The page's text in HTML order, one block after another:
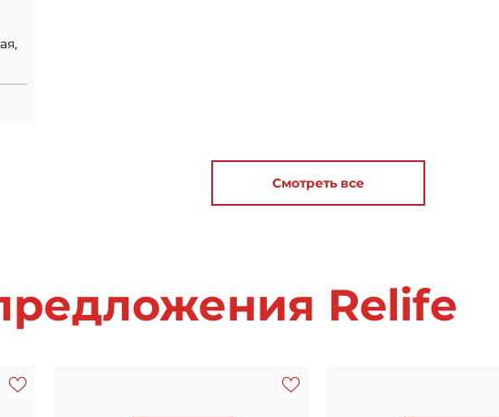
Смотреть все
Relife